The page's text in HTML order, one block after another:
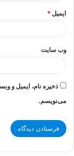
ایمیل *
وب‌ سایت
ذخیره نام، ایمیل و
می‌نویسم.